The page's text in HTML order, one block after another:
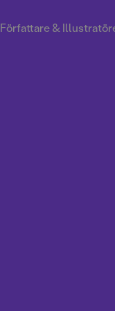
Författare &